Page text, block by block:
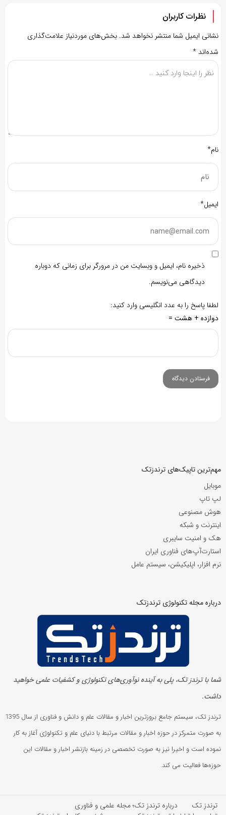
نظرات کاربران
نشانی ایمیل شما منتشر نخواهد شد. بخش‌های موردنیاز علامت‌گذاری
شده‌اند *
نام*
ایمیل*
ذخیره نام، ایمیل و وبسایت من در مرورگر برای زمانی که دوباره
دیدگاهی می‌نویسم.
لطفا پاسخ را به عدد انگلیسی وارد کنید:
دوازده + هشت =
مهم‌ترین تاپیک‌های ترندزتک
موبایل
لپ تاپ
هوش مصنوعی
اینترنت و شبکه
هک و امنیت سایبری
استارت‌آپ‌های فناوری ایران
نرم افزار، اپلیکیشن، سیستم عامل
درباره مجله تکنولوژی ترندزتک
شما با ترندز تک، پلی به آینده‌ نوآوری‌های تکنولوژی و کشفیات علمی خواهید
داشت.
ترندز تک، سیستم جامع بروزترین اخبار و مقالات علم و دانش و فناوری از سال 1395
به صورت متمرکز در حوزه اخبار و مقالات مرتبط با دنیای علم و تکنولوژی آغاز به کار
نموده است و اخیرا نیز به صورت تخصصی در زمینه بازنشر اخبار و مقالات این
حوزه‌ها فعالیت می کند.
ترندز تک
درباره ترندز تک؛ مجله علمی و فناوری